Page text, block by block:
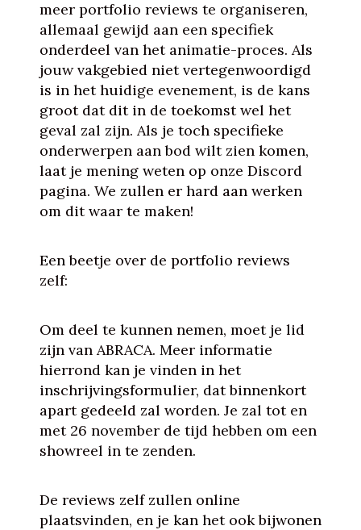
meer portfolio reviews te organiseren,
allemaal gewijd aan een specifiek
onderdeel van het animatie-proces. Als
jouw vakgebied niet vertegenwoordigd
is in het huidige evenement, is de kans
groot dat dit in de toekomst wel het
geval zal zijn. Als je toch specifieke
onderwerpen aan bod wilt zien komen,
laat je mening weten op onze Discord
pagina. We zullen er hard aan werken
om dit waar te maken!
Een beetje over de portfolio reviews
zelf:
Om deel te kunnen nemen, moet je lid
zijn van ABRACA. Meer informatie
hierrond kan je vinden in het
inschrijvingsformulier, dat binnenkort
apart gedeeld zal worden. Je zal tot en
met 26 november de tijd hebben om een
showreel in te zenden.
De reviews zelf zullen online
plaatsvinden, en je kan het ook bijwonen